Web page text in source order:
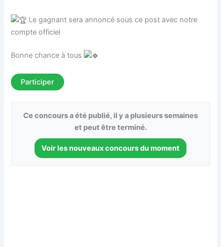
Le gagnant sera annoncé sous ce post avec notre
compte officiel
Bonne chance à tous
Participer
Ce concours a été publié, il y a plusieurs semaines
et peut être terminé.
Voir les nouveaux concours du moment